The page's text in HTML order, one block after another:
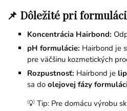
📌 Dôležité pri
Koncentrácia Hairbond:
pH formulácie: Hairbond je
pre väčšinu kozmetických
Rozpustnosť: Hairbond je
sa doolejovej fázy
💡 Tip: Pre domácu výrobu